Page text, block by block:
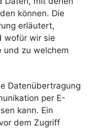
können. Die
erläutert,
wofür wir sie
und zu welchem
Datenübertragung
per E-
kann. Ein
dem Zugriff